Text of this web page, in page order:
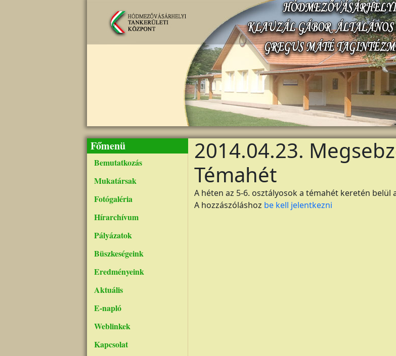
Főmenü
Bemutatkozás
Mukatársak
Fotógaléria
Hírarchívum
Pályázatok
Büszkeségeink
Eredményeink
Aktuális
E-napló
Weblinkek
Kapcsolat
2014.04.23.
Témahét
A héten az 5-6. osztályosok a témahét keretén
A hozzászóláshoz be kell jelentkezni